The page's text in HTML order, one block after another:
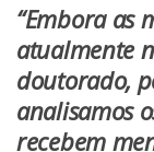
“Embora as
atualmente
doutorado,
analisamos
recebem